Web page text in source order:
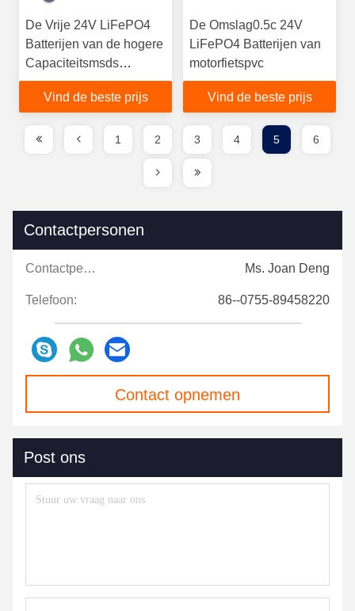
De Vrije 24V LiFePO4
Batterijen van de hogere
Capaciteitsmsds
Verontreiniging
Vind de beste prijs
De Omslag0.5c 24V
LiFePO4 Batterijen van
motorfietspvc
Vind de beste prijs
1 2 3 4 5 6
Contactpersonen
Contactpersonen: Ms. Joan Deng
Telefoon: 86--0755-89458220
Contact opnemen
Post ons